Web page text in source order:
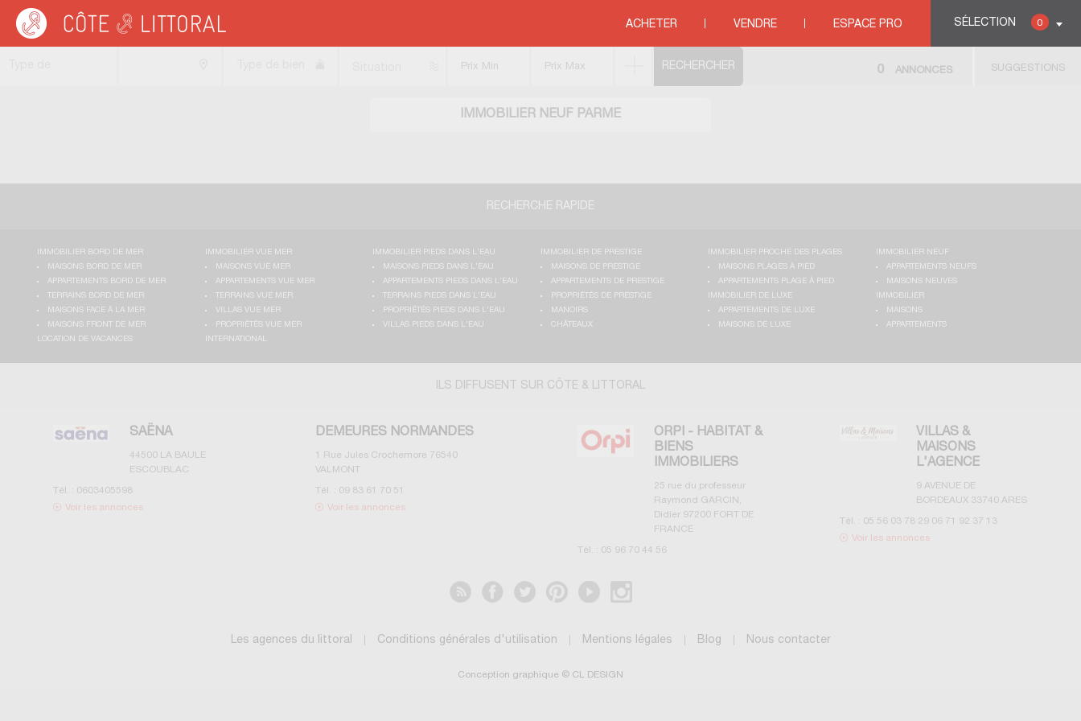
SÉLECTION 0
ACHETER VENDRE ESPACE PRO
Côte & Littoral > BIARRITZ >PARME
IMMOBILIER NEUF PARME
SUGGESTIONS
0 ANNONCES
RECHERCHE RAPIDE
IMMOBILIER BORD DE MER
MAISONS BORD DE MER
APPARTEMENTS BORD DE MER
TERRAINS BORD DE MER
MAISONS FACE À LA MER
MAISONS FRONT DE MER
IMMOBILIER VUE MER
MAISONS VUE MER
APPARTEMENTS VUE MER
TERRAINS VUE MER
VILLAS VUE MER
PROPRIÉTÉS VUE MER
IMMOBILIER PIEDS DANS L'EAU
MAISONS PIEDS DANS L'EAU
APPARTEMENTS PIEDS DANS L'EAU
TERRAINS PIEDS DANS L'EAU
PROPRIÉTÉS PIEDS DANS L'EAU
VILLAS PIEDS DANS L'EAU
IMMOBILIER DE PRESTIGE
MAISONS DE PRESTIGE
APPARTEMENTS DE PRESTIGE
PROPRIÉTÉS DE PRESTIGE
MANOIRS
CHÂTEAUX
IMMOBILIER PROCHE DES PLAGES
MAISONS PLAGES À PIED
APPARTEMENTS PLAGE À PIED
IMMOBILIER NEUF
APPARTEMENTS NEUFS
MAISONS NEUVES
IMMOBILIER DE LUXE
APPARTEMENTS DE LUXE
MAISONS DE LUXE
IMMOBILIER
MAISONS
APPARTEMENTS
LOCATION DE VACANCES
INTERNATIONAL
ILS DIFFUSENT SUR CÔTE & LITTORAL
SAËNA
44500 LA BAULE
ESCOUBLAC
Tél. : 0603405598
Voir les annonces
DEMEURES NORMANDES
1 Rue Jules Crochemore 76540
VALMONT
Tél. : 09 83 61 70 51
Voir les annonces
ORPI - HABITAT &
BIENS
IMMOBILIERS
25 rue du professeur
Raymond GARCIN,
Didier 97200 FORT DE
FRANCE
Tél. : 05 96 70 44 56
VILLAS &
MAISONS
L'AGENCE
9 AVENUE DE
BORDEAUX 33740 ARES
Tél. : 05 56 03 78 29 06 71 92 37 13
Voir les annonces
Les agences du littoral Conditions générales d'utilisation Mentions légales Blog Nous contacter
Conception graphique © CL DESIGN